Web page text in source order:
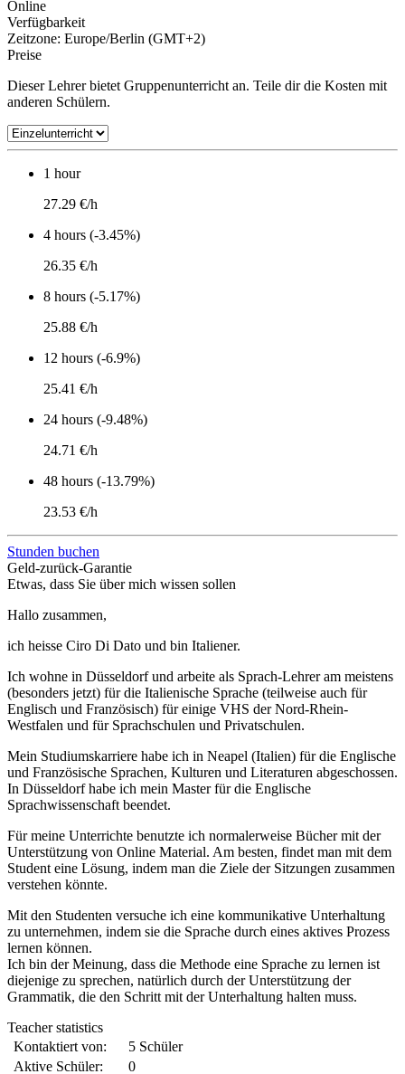
Online
Verfügbarkeit
Zeitzone: Europe/Berlin (GMT+2)
Preise
Dieser Lehrer bietet Gruppenunterricht an. Teile dir die Kosten mit
anderen Schülern.
1 hour
27.29 €/h
4 hours (-3.45%)
26.35 €/h
8 hours (-5.17%)
25.88 €/h
12 hours (-6.9%)
25.41 €/h
24 hours (-9.48%)
24.71 €/h
48 hours (-13.79%)
23.53 €/h
Stunden buchen
Geld-zurück-Garantie
Etwas, dass Sie über mich wissen sollen
Hallo zusammen,
ich heisse Ciro Di Dato und bin Italiener.
Ich wohne in Düsseldorf und arbeite als Sprach-Lehrer am meistens
(besonders jetzt) für die Italienische Sprache (teilweise auch für
Englisch und Französisch) für einige VHS der Nord-Rhein-
Westfalen und für Sprachschulen und Privatschulen.
Mein Studiumskarriere habe ich in Neapel (Italien) für die Englische
und Französische Sprachen, Kulturen und Literaturen abgeschossen.
In Düsseldorf habe ich mein Master für die Englische
Sprachwissenschaft beendet.
Für meine Unterrichte benutzte ich normalerweise Bücher mit der
Unterstützung von Online Material. Am besten, findet man mit dem
Student eine Lösung, indem man die Ziele der Sitzungen zusammen
verstehen könnte.
Mit den Studenten versuche ich eine kommunikative Unterhaltung
zu unternehmen, indem sie die Sprache durch eines aktives Prozess
lernen können.
Ich bin der Meinung, dass die Methode eine Sprache zu lernen ist
diejenige zu sprechen, natürlich durch der Unterstützung der
Grammatik, die den Schritt mit der Unterhaltung halten muss.
Teacher statistics
Kontaktiert von:
5 Schüler
Aktive Schüler:
0